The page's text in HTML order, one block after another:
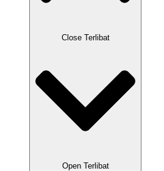
Close Terlibat
Open Terlibat